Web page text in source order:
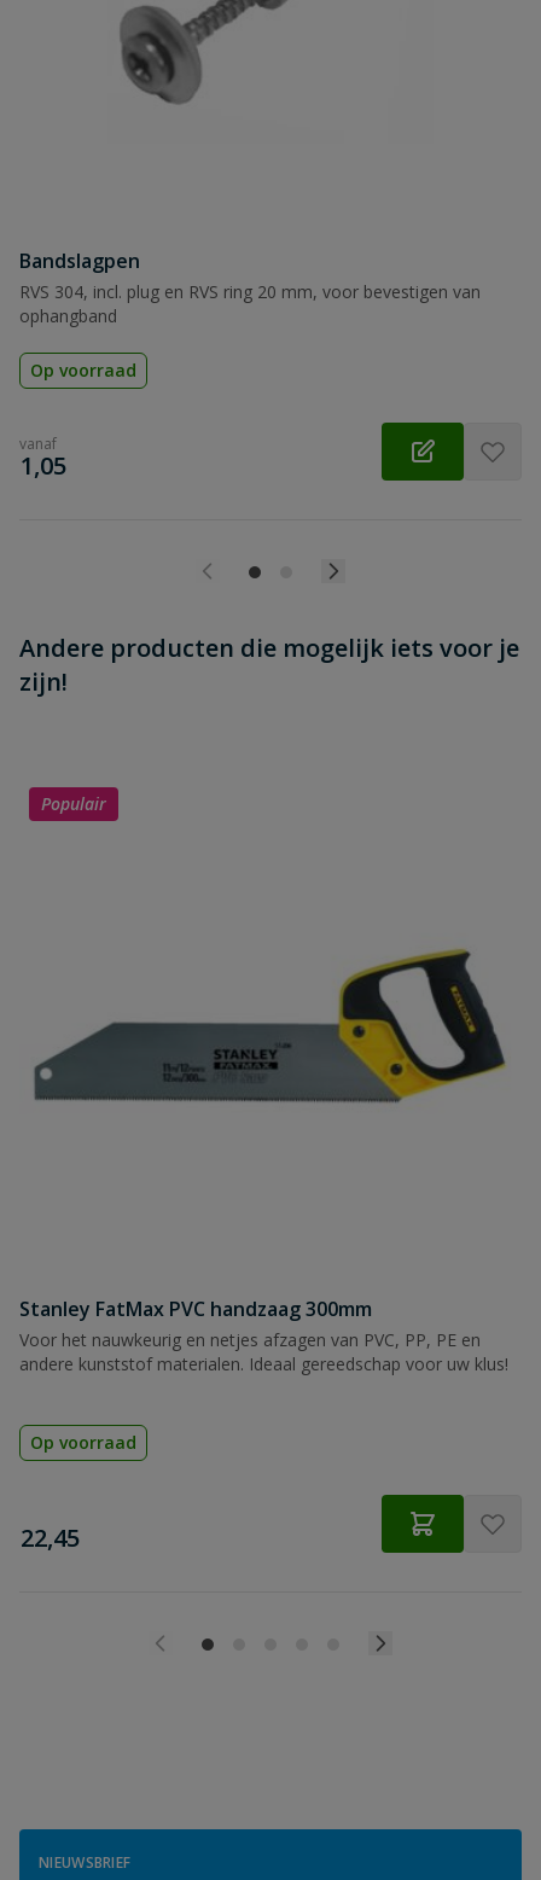
Samenvatting
Beoordeling
Beoordeling versturen
Bandslagpen
RVS 304, incl. plug en RVS ring 20 mm, voor bevestigen van
ophangband
Op voorraad
vanaf
€
1,05
Andere producten die mogelijk iets voor je
zijn!
Populair
Stanley FatMax PVC handzaag 300mm
Voor het nauwkeurig en netjes afzagen van PVC, PP, PE en
andere kunststof materialen. Ideaal gereedschap voor uw klus!
Op voorraad
€
22,45
NIEUWSBRIEF